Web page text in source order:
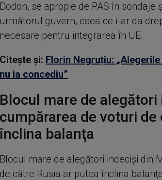
Dodon, se apropie de PAS în
următorul guvern, ceea ce i-ar da
necesare pentru integrarea în UE.
Citește și: Florin Negruțiu:
nu ia concediu”
Blocul mare de
cumpărarea de voturi de
balanţa
Blocul mare de alegători indecişi din
de către Rusia ar putea înclina